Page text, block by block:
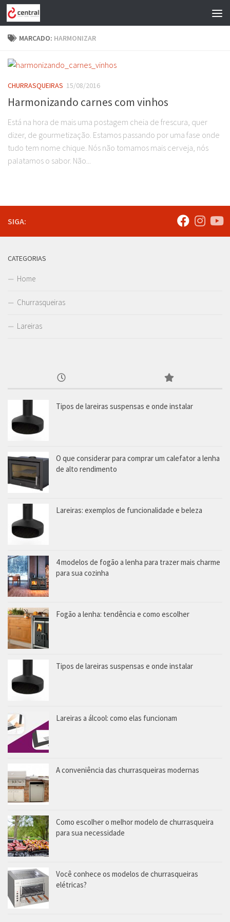
Skip to content
MARCADO: HARMONIZAR
CHURRASQUEIRAS 15/08/2016
Harmonizando carnes com vinhos
Está na hora de mais uma postagem cheia de frescura, quer
dizer, de gourmetização. Estamos passando por uma fase onde
tudo tem nome chique. Nós não tomamos mais cerveja, nós
palatamos o sabor. Não...
SIGA:
CATEGORIAS
Home
Churrasqueiras
Lareiras
Tipos de lareiras suspensas e onde instalar
O que considerar para comprar um calefator a lenha
de alto rendimento
Lareiras: exemplos de funcionalidade e beleza
4 modelos de fogão a lenha para trazer mais charme
para sua cozinha
Fogão a lenha: tendência e como escolher
Tipos de lareiras suspensas e onde instalar
Lareiras a álcool: como elas funcionam
A conveniência das churrasqueiras modernas
Como escolher o melhor modelo de churrasqueira
para sua necessidade
Você conhece os modelos de churrasqueiras
elétricas?